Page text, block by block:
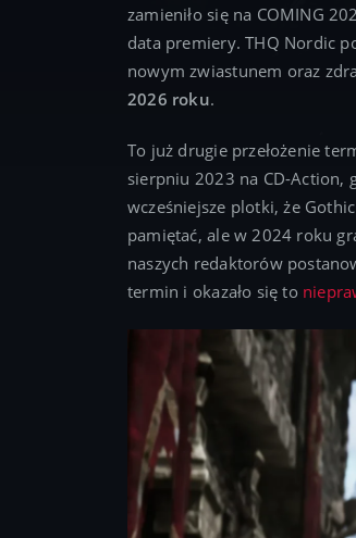
zamieniło się na COMING
data premiery. THQ Nordic
nowym zwiastunem oraz
2026 roku.
To już drugie przełożenie
sierpniu 2023 na CD-
wcześniejsze plotki, że
pamiętać, ale w 2024 roku
naszych redaktorów
termin i okazało się to